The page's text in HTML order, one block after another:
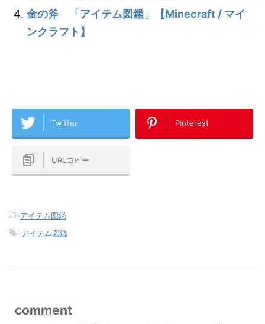
金の斧 「アイテム図鑑」【Minecraft / マイ
ンクラフト】
Twitter Pinterest
URLコピー
-アイテム図鑑
-アイテム図鑑
comment